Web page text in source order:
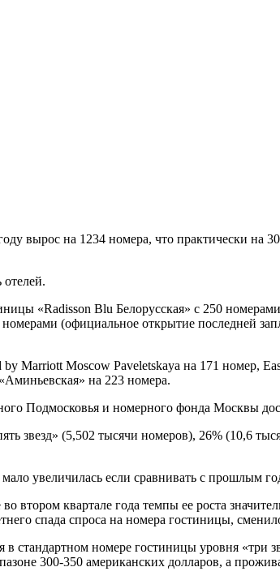
вырос на 1234 номера, что практически на
«Radisson Blu Белорусская» с 250
(официальное открытие последней
Marriott Moscow Paveletskaya на 171 номер,
на 223 номера.
Подмосковья и номерного фонда Москвы
звезд» (5,502 тысячи номеров), 26% (10,6
мало увеличилась если сравнивать с прошлым
квартале года темпы ее роста
спада спроса на номера гостиницы,
номере гостиницы уровня «три
300-350 американских долларов, а